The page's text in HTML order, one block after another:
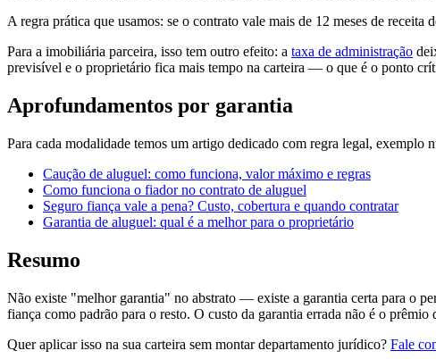
A regra prática que usamos: se o contrato vale mais de 12 meses de
Para a imobiliária parceira, isso tem outro efeito: a taxa de administração
previsível e o proprietário fica mais tempo na carteira — o que é o ponto
Aprofundamentos por garantia
Para cada modalidade temos um artigo dedicado com regra legal, exemplo
Caução de aluguel: como funciona, valor máximo e regras
Como funciona o fiador no contrato de aluguel
Seguro fiança vale a pena? Custo, cobertura e quando contratar
Garantia de aluguel: qual é a melhor para o proprietário
Resumo
Não existe "melhor garantia" no abstrato — existe a garantia certa para o
fiança como padrão para o resto. O custo da garantia errada não é o
Quer aplicar isso na sua carteira sem montar departamento jurídico? Fale